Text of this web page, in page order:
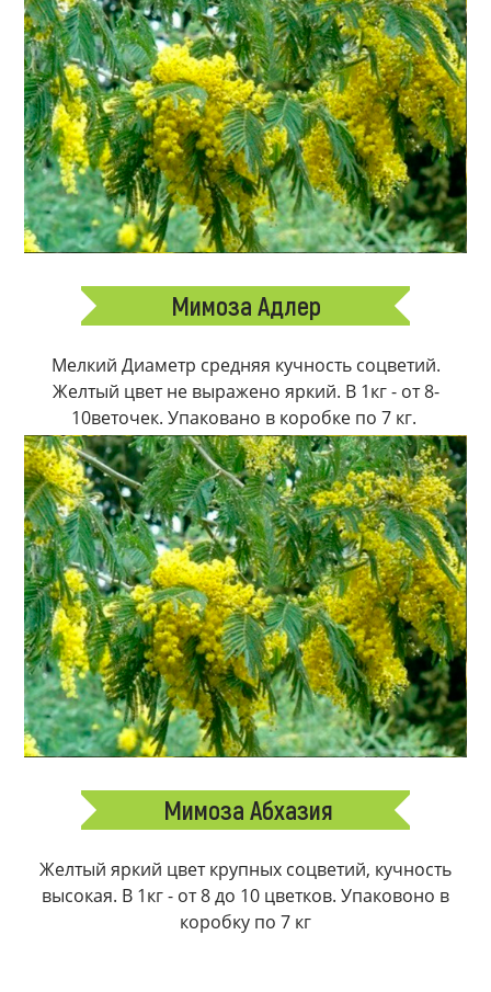
Мимоза Адлер
Мелкий Диаметр средняя кучность соцветий.
Желтый цвет не выражено яркий. В 1кг - от 8-
10веточек. Упаковано в коробке по 7 кг.
Мимоза Абхазия
Желтый яркий цвет крупных соцветий, кучность
высокая. В 1кг - от 8 до 10 цветков. Упаковоно в
коробку по 7 кг